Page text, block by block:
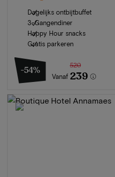
Dagelijks ontbijtbuffet
3-Gangendiner
Happy Hour snacks
Gratis parkeren
-54%
Vanaf
520
239